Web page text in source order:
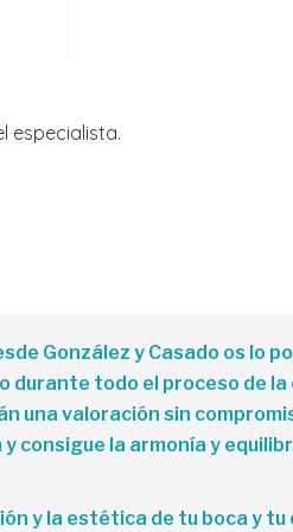
especialista.
González y Casado os lo
durante todo el proceso de
una valoración sin
la armonía y
y la estética de tu boca y tu